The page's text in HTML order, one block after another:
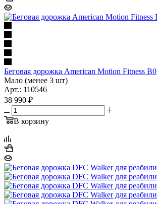
Беговая дорожка American Motion Fitness B0
Мало (менее 3 шт)
Арт.: 110546
38 990 ₽
В корзину